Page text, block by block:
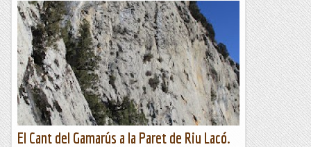
El Cant del Gamarús a la Paret de Riu Lacó.